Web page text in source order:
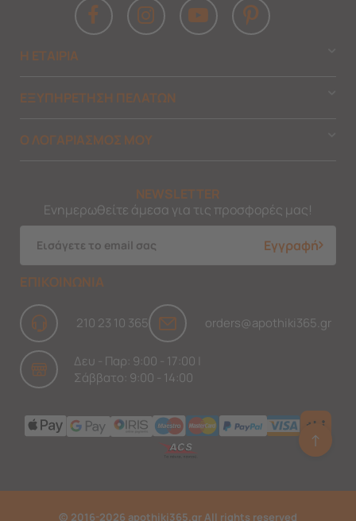
Η ΕΤΑΙΡΙΑ
ΕΞΥΠΗΡΕΤΗΣΗ ΠΕΛΑΤΩΝ
Ο ΛΟΓΑΡΙΑΣΜΟΣ ΜΟΥ
NEWSLETTER
Ενημερωθείτε άμεσα για τις προσφορές μας!
Εγγραφή
ΕΠΙΚΟΙΝΩΝΙΑ
210 23 10 365 orders@apothiki365.gr
Δευ - Παρ: 9:00 - 17:00 |
Σάββατο: 9:00 - 14:00
↑
© 2016-2026 apothiki365.gr All rights reserved